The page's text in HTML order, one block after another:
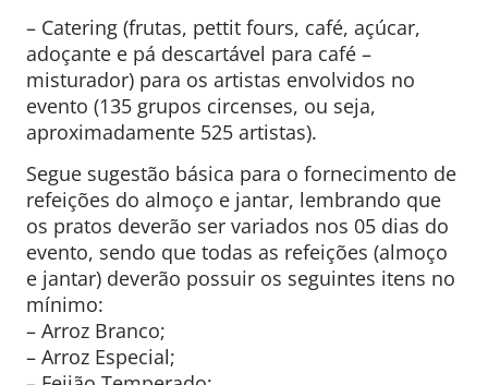
– Catering (frutas, pettit fours, café, açúcar,
adoçante e pá descartável para café –
misturador) para os artistas envolvidos no
evento (135 grupos circenses, ou seja,
aproximadamente 525 artistas).
Segue sugestão básica para o fornecimento de
refeições do almoço e jantar, lembrando que
os pratos deverão ser variados nos 05 dias do
evento, sendo que todas as refeições (almoço
e jantar) deverão possuir os seguintes itens no
mínimo:
– Arroz Branco;
– Arroz Especial;